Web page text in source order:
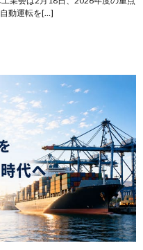
動運転を[…]